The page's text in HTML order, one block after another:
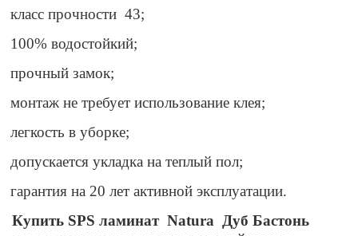
класс прочности 43;
100% водостойкий;
прочный замок;
монтаж не требует использование клея;
легкость в уборке;
допускается укладка на теплый пол;
гарантия на 20 лет активной эксплуатации.
Купить SPS ламинат Natura
Дуб Бастонь